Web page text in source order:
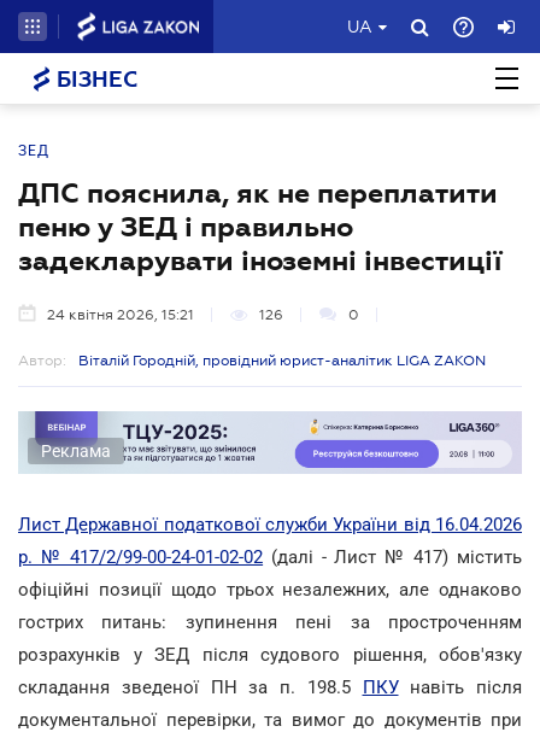
UA
БІЗНЕС
ЗЕД
ДПС пояснила, як не переплатити
пеню у ЗЕД і правильно
задекларувати іноземні інвестиції
24 квітня 2026, 15:21 126 0
Автор: Віталій Городній, провідний юрист-аналітик LIGA ZAKON
Реклама
Лист Державної податкової служби України від 16.04.2026
р. № 417/2/99-00-24-01-02-02 (далі - Лист № 417) містить
офіційні позиції щодо трьох незалежних, але однаково
гострих питань: зупинення пені за простроченням
розрахунків у ЗЕД після судового рішення, обов'язку
складання зведеної ПН за п. 198.5 ПКУнавіть після
документальної перевірки, та вимог до документів при